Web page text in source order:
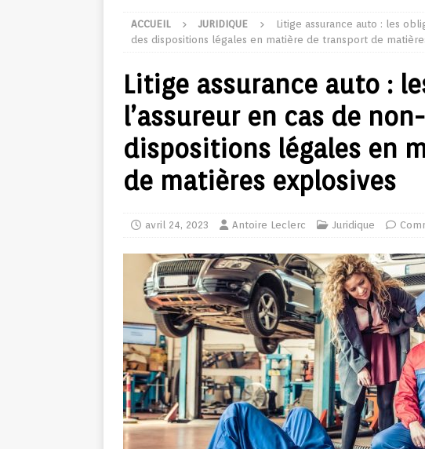
ACCUEIL JURIDIQUE
Litige assurance auto : les
des dispositions légales en matière de transport de
Litige assurance auto :
l’assureur en cas de
dispositions légales en
de matières explosives
avril 24, 2023 Antoire Leclerc Juridique